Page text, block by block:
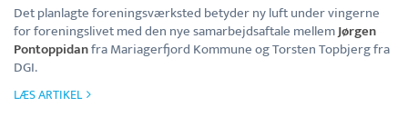
Det planlagte foreningsværksted betyder ny luft under vingerne
for foreningslivet med den nye samarbejdsaftale mellemJørgen
Pontoppidanfra Mariagerfjord Kommune og Torsten Topbjerg fra
DGI.
LÆS ARTIKEL